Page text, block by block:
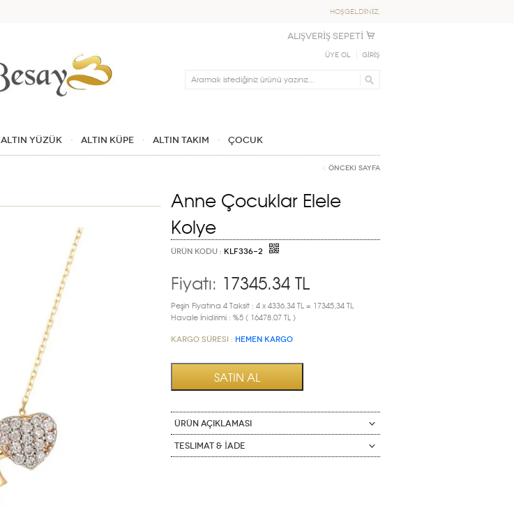
HOŞGELDİNİZ,
ALIŞVERİŞ SEPETİ
Üye Ol GİRİŞ
Ara
ALTIN YÜZÜK ALTIN KÜPE ALTIN TAKIM ÇOCUK
Önceki Sayfa
Anne Çocuklar Elele
Kolye
ÜRÜN KODU : KLF336-2
Fiyatı: 17345.34 TL
Peşin Fiyatına 4 Taksit : 4 x 4336.34 TL = 17345,34 TL
Havale İnidirimi : %5 ( 16478.07 TL )
Kargo Süresi : HEMEN KARGO
ÜRÜN AÇIKLAMASI
Teslimat & İade